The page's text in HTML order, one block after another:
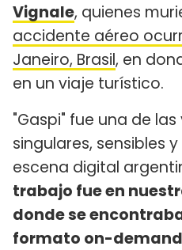
Vignale, quienes
accidente aéreo
Janeiro, Brasil, en
en un viaje turístico.
"Gaspi" fue una de
singulares, sensibles
escena digital
trabajo fue en
donde se
formato on-